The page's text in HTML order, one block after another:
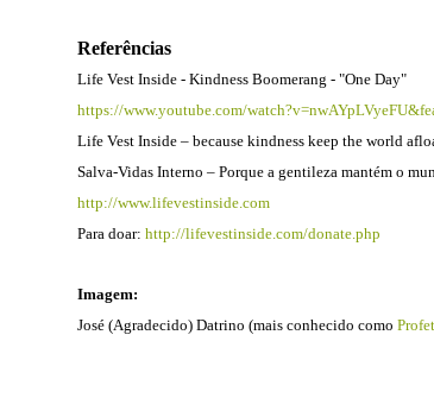
Referências
Life Vest Inside - Kindness Boomerang - "One Day"
https://www.youtube.com/
Life Vest Inside – because kindness keep the world
Salva-Vidas Interno – Porque a gentileza mantém o
http://www.lifevestinside.com
Para doar: http://lifevestinside.com/donate.php
Imagem:
José (Agradecido) Datrino (mais conhecido como